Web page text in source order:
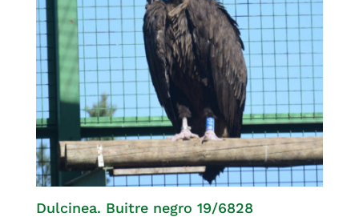
Dulcinea. Buitre negro 19/6828